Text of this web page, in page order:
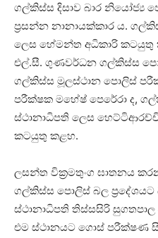
ගල්කිස්ස දිසාව බාර නියෝජ්‍ය
ප්‍රසන්න නානායක්කාර ය.
ලෙස හේමන්ත අධිකාරි කටයුතු
එල්.සී. ගුණවර්ධන ගල්කිස්ස
ගල්කිස්ස මූලස්ථාන පොලිස්
පරීක්ෂක මහේෂ් පෙරේරා ද,
ස්ථානාධිපති ලෙස
කටයුතු කළහ.
ලසන්ත වික්‍රමතුංග ඝාතනය
ගල්කිස්ස පොලිස් බල ප්‍රදේශයට
ස්ථානාධිපති තිස්සසිරි
එම ස්ථානයට ගොස් පරීක්ෂණ